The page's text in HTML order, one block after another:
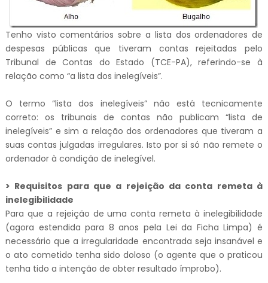
Tenho visto comentários sobre a lista dos ordenadores de
despesas públicas que tiveram contas rejeitadas pelo
Tribunal de Contas do Estado (TCE-PA), referindo-se à
relação como “a lista dos inelegíveis”.
O termo “lista dos inelegíveis” não está tecnicamente
correto: os tribunais de contas não publicam “lista de
inelegíveis” e sim a relação dos ordenadores que tiveram a
suas contas julgadas irregulares. Isto por si só não remete o
ordenador à condição de inelegível.
> Requisitos para que a rejeição da conta remeta à
inelegibilidade
Para que a rejeição de uma conta remeta à inelegibilidade
(agora estendida para 8 anos pela Lei da Ficha Limpa) é
necessário que a irregularidade encontrada seja insanável e
o ato cometido tenha sido doloso (o agente que o praticou
tenha tido a intenção de obter resultado ímprobo).